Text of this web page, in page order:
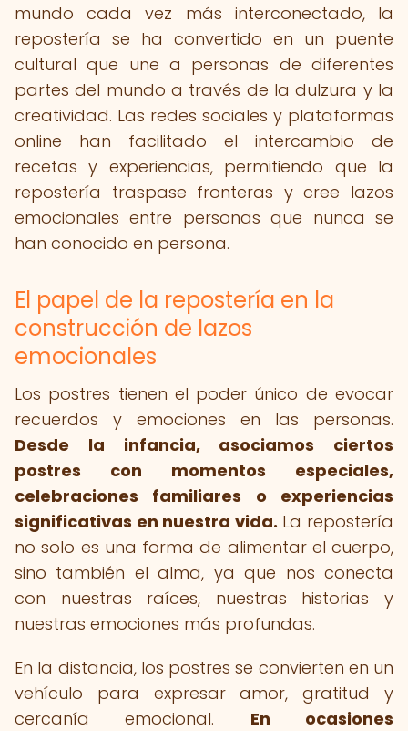
mundo cada vez más interconectado, la
repostería se ha convertido en un puente
cultural que une a personas de diferentes
partes del mundo a través de la dulzura y la
creatividad. Las redes sociales y plataformas
online han facilitado el intercambio de
recetas y experiencias, permitiendo que la
repostería traspase fronteras y cree lazos
emocionales entre personas que nunca se
han conocido en persona.
El papel de la repostería en la
construcción de lazos
emocionales
Los postres tienen el poder único de evocar
recuerdos y emociones en las personas.
Desde la infancia, asociamos ciertos
postres con momentos especiales,
celebraciones familiares o experiencias
significativas en nuestra vida. La repostería
no solo es una forma de alimentar el cuerpo,
sino también el alma, ya que nos conecta
con nuestras raíces, nuestras historias y
nuestras emociones más profundas.
En la distancia, los postres se convierten en un
vehículo para expresar amor, gratitud y
cercanía emocional. En ocasiones